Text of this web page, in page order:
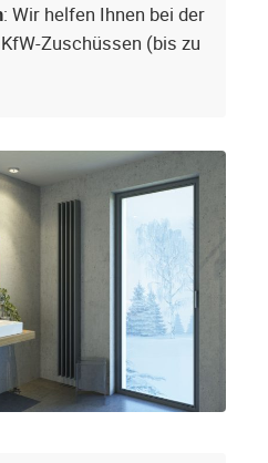
: Wir helfen Ihnen bei der
Zuschüssen (bis zu